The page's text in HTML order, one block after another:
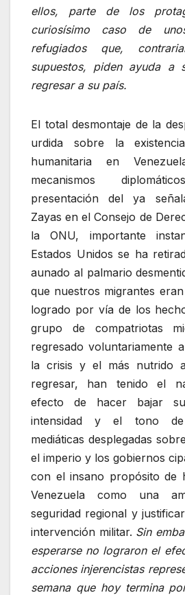
ellos, parte de los
curiosísimo caso de
refugiados que,
supuestos, piden ayuda a
regresar a su país.
El total desmontaje de la
urdida sobre la
humanitaria en
mecanismos
presentación del ya
Zayas en el Consejo de
la ONU, importante
Estados Unidos se ha
aunado al palmario
que nuestros migrantes
logrado por vía de los
grupo de compatriotas
regresado voluntariamente
la crisis y el más nutrido
regresar, han tenido el
efecto de hacer bajar
intensidad y el tono de
mediáticas desplegadas
el imperio y los gobiernos
con el insano propósito de
Venezuela como una
seguridad regional y
intervención militar. Sin
esperarse no lograron el
acciones injerencistas
semana que hoy termina